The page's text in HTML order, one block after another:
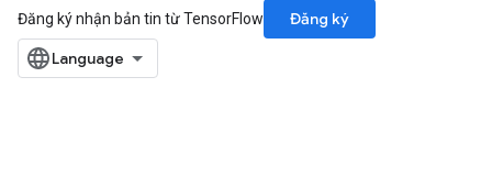
Đăng ký nhận bản tin từ TensorFlow
Đăng ký